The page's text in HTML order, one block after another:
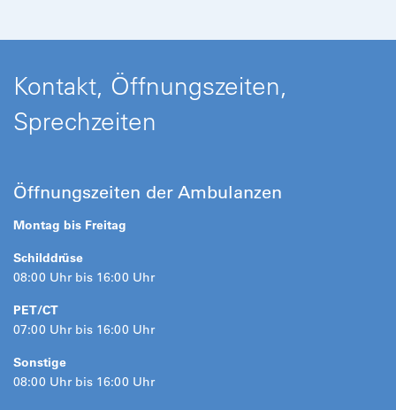
Kontakt, Öffnungszeiten,
Sprechzeiten
Öffnungszeiten der Ambulanzen
Montag bis Freitag
Schilddrüse
08:00 Uhr bis 16:00 Uhr
PET/CT
07:00 Uhr bis 16:00 Uhr
Sonstige
08:00 Uhr bis 16:00 Uhr